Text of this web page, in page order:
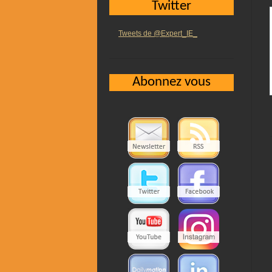
Twitter
Tweets de @Expert_IE_
Abonnez vous